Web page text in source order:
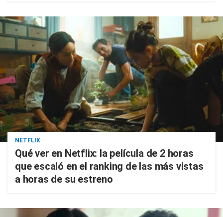
NETFLIX
Qué ver en Netflix: la película de 2 horas
que escaló en el ranking de las más vistas
a horas de su estreno